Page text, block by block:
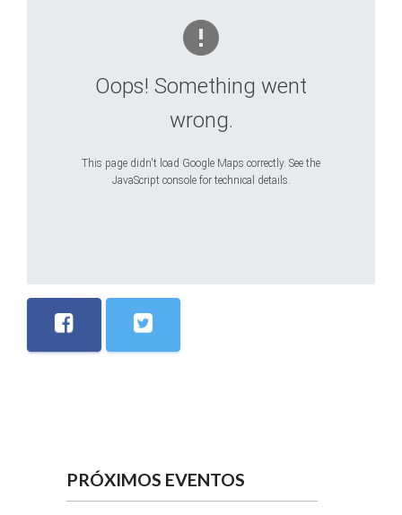
Oops! Something went
wrong.
This page didn't load Google Maps correctly. See the
JavaScript console for technical details.
PRÓXIMOS EVENTOS